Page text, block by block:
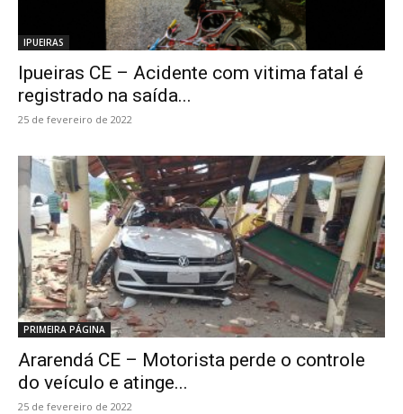
IPUEIRAS
Ipueiras CE – Acidente com vitima fatal é
registrado na saída...
25 de fevereiro de 2022
PRIMEIRA PÁGINA
Ararendá CE – Motorista perde o controle
do veículo e atinge...
25 de fevereiro de 2022